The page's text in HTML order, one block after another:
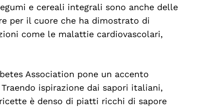
e cereali integrali sono anche delle
per il cuore che ha dimostrato di
come le malattie cardiovascolari,
Association pone un accento
ispirazione dai sapori italiani,
è denso di piatti ricchi di sapore